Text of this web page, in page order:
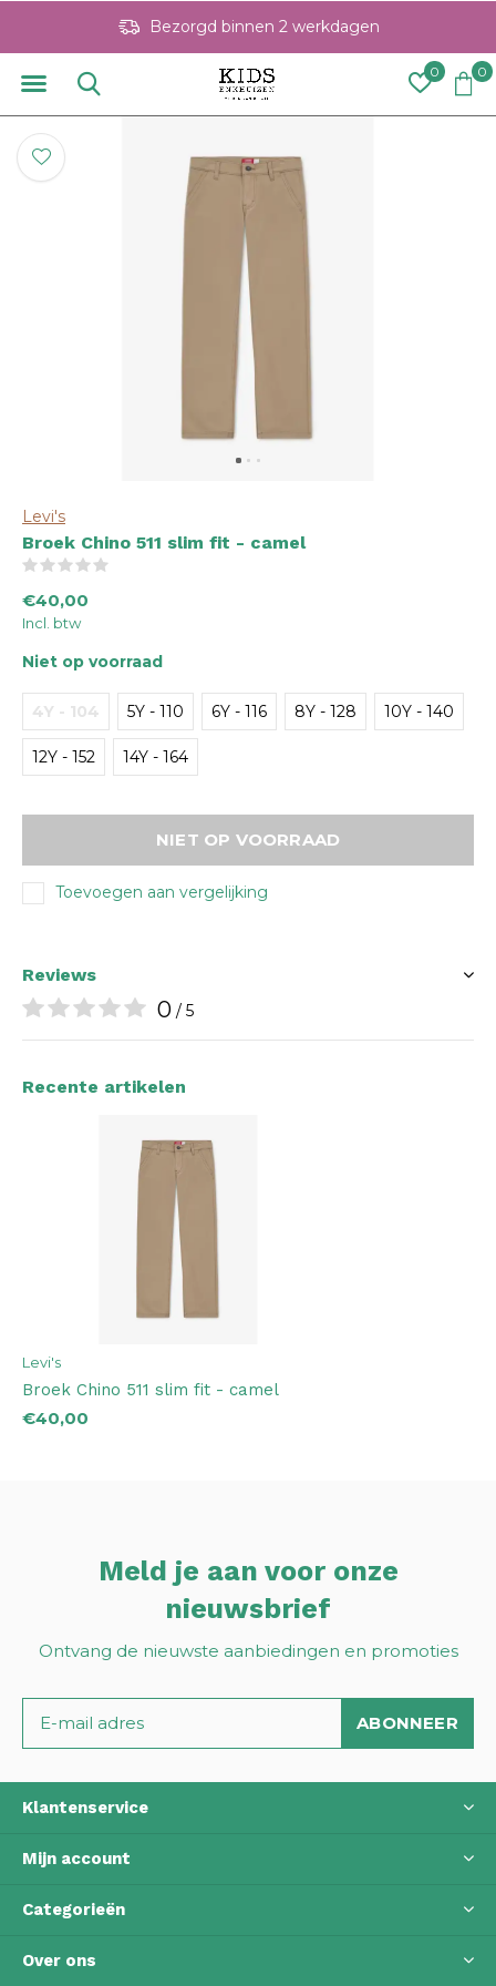
0 0
Bezorgd binnen 2 werkdagen
Levi's
Broek Chino 511 slim fit - camel
€40,00
Incl. btw
Niet op voorraad
4Y - 104 5Y - 110 6Y - 116 8Y - 128 10Y - 140
12Y - 152 14Y - 164
NIET OP VOORRAAD
Toevoegen aan vergelijking
Reviews
0 / 5
Recente artikelen
Levi's
Broek Chino 511 slim fit - camel
€40,00
Meld je aan voor onze
nieuwsbrief
Ontvang de nieuwste aanbiedingen en promoties
ABONNEER
Klantenservice
Mijn account
Categorieën
Over ons